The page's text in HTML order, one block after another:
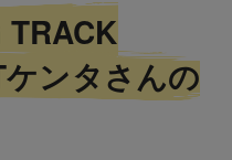
TRACK
ンタさんの